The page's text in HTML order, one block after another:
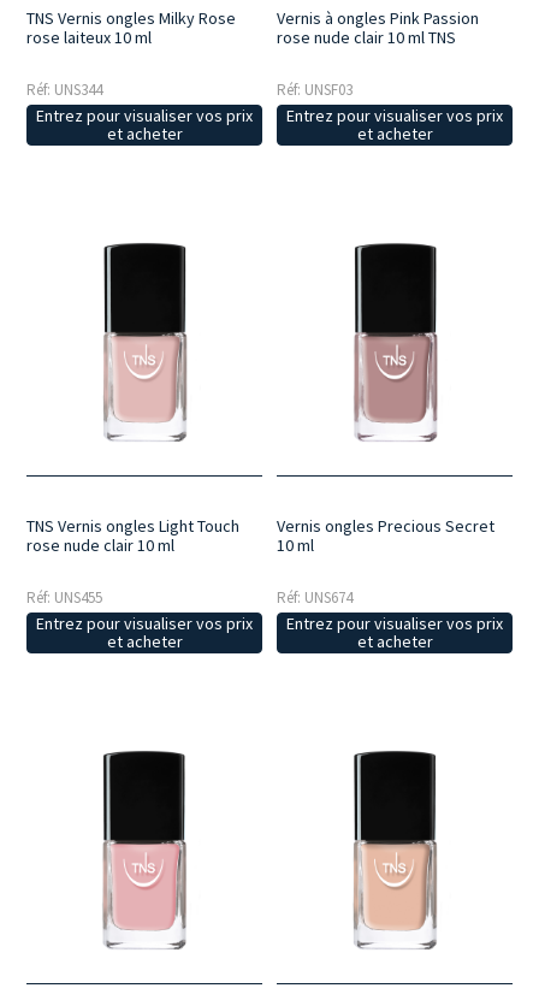
TNS Vernis ongles Milky Rose
rose laiteux 10 ml
Réf: UNS344
Entrez pour visualiser vos prix
et acheter
Vernis à ongles Pink Passion
rose nude clair 10 ml TNS
Réf: UNSF03
Entrez pour visualiser vos prix
et acheter
TNS Vernis ongles Light Touch
rose nude clair 10 ml
Réf: UNS455
Entrez pour visualiser vos prix
et acheter
Vernis ongles Precious Secret
10 ml
Réf: UNS674
Entrez pour visualiser vos prix
et acheter